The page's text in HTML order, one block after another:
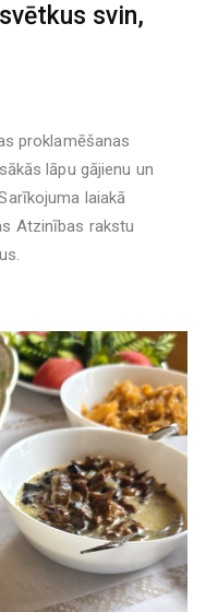
svin,
proklamēšanas
lāpu gājienu un
laiakā
Atzinības rakstu